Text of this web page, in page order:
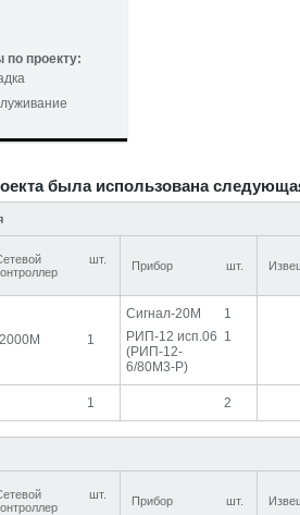
проекту:
была использована
шт. Прибор шт.
1
Сигнал-20М
1
РИП-12 исп.06
(РИП-12-
6/80М3-Р)
1
1 2
шт. Прибор шт.